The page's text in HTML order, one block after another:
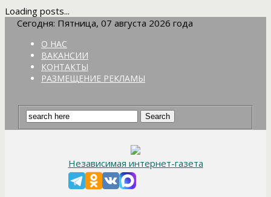
Loading posts...
Сегодня: Пятница, 07 августа 2026 года
О НАС
ВАКАНСИИ
КОНТАКТЫ
РАЗМЕЩЕНИЕ РЕКЛАМЫ
Независимая интернет-газета